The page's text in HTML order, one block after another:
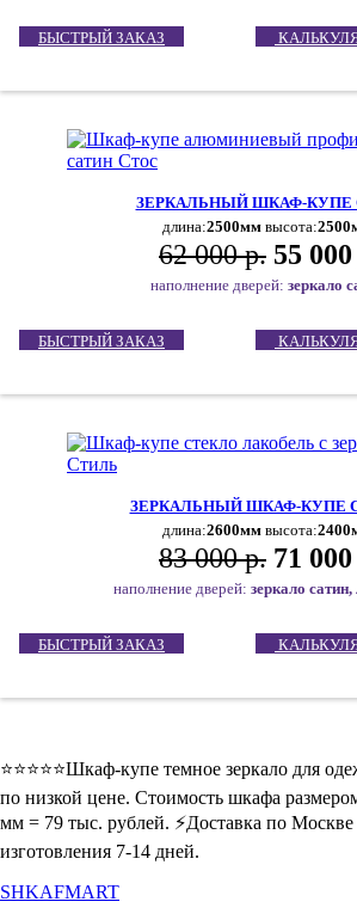
БЫСТРЫЙ ЗАКАЗ
ЗЕРКАЛЬНЫЙ ШКАФ-КУПЕ
длина:2500мм высота:
62 000 р. 55 000
наполнение дверей: зеркало
БЫСТРЫЙ ЗАКАЗ
ЗЕРКАЛЬНЫЙ ШКАФ-КУПЕ
длина:2600мм высота:
83 000 р. 71 000
наполнение дверей: зеркало
БЫСТРЫЙ ЗАКАЗ
⭐️⭐️⭐️⭐️⭐️Шкаф-купе темное зеркало для
по низкой цене. Стоимость шкафа
мм = 79 тыс. рублей. ⚡️Доставка по Москве
изготовления 7-14 дней.
SHKAFMART